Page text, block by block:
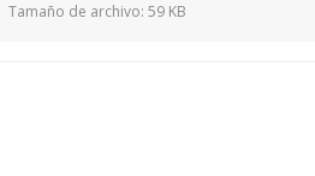
Tamaño de archivo: 59 KB